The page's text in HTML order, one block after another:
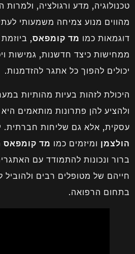
טכנולוגיה, מדע ורגולציה,
מהווים מנוע צמיחה משמעותי
דוגמאות כמו מד קומפאס, ביוזמת
ממחישות כיצד חדשנות, גמישות
יכולים להפוך כל אתגר להזדמנות.
היכולת לזהות בעיות מהותיות
ולהציע להן פתרונות מותאמים
עסקית, אלא גם שליחות חברתית.
הולצמן ומיזמים כמו מד קומפאס
ברור ונכונות להתמודד עם
חייהם של מטופלים רבים ולהוביל
בתחום הרפואה.